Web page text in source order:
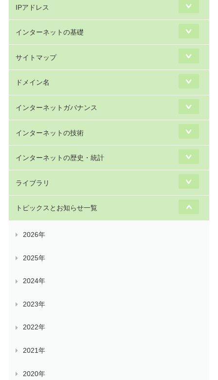
IPアドレス
インターネットの基礎
サイトマップ
ドメイン名
インターネットガバナンス
インターネットの技術
インターネットの歴史・統計
ライブラリ
トピックスとお知らせ一覧
2026年
2025年
2024年
2023年
2022年
2021年
2020年